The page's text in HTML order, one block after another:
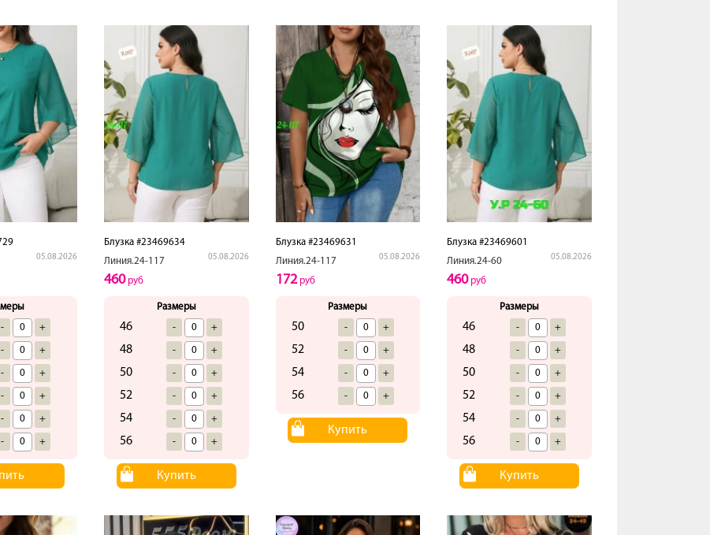
05.08.2026
- +
- +
- +
- +
- +
- +
Блузка #23469634
Линия.24-117
05.08.2026
460руб
Размеры
46 - +
48 - +
50 - +
52 - +
54 - +
56 - +
Купить
Блузка #23469631
Линия.24-117
05.08.2026
172руб
Размеры
50 - +
52 - +
54 - +
56 - +
Купить
Блузка #23469601
Линия.24-60
05.08.2026
460руб
Размеры
46 - +
48 - +
50 - +
52 - +
54 - +
56 - +
Купить